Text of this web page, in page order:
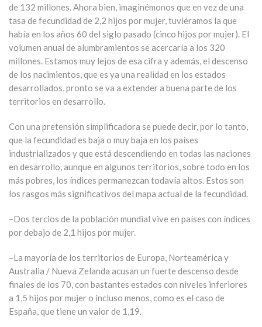
de 132 millones. Ahora bien, imaginémonos que en vez de una
tasa de fecundidad de 2,2 hijos por mujer, tuviéramos la que
había en los años 60 del siglo pasado (cinco hijos por mujer). El
volumen anual de alumbramientos se acercaría a los 320
millones. Estamos muy lejos de esa cifra y además, el descenso
de los nacimientos, que es ya una realidad en los estados
desarrollados, pronto se va a extender a buena parte de los
territorios en desarrollo.
Con una pretensión simplificadora se puede decir, por lo tanto,
que la fecundidad es baja o muy baja en los países
industrializados y que está descendiendo en todas las naciones
en desarrollo, aunque en algunos territorios, sobre todo en los
más pobres, los índices permanezcan todavía altos. Estos son
los rasgos más significativos del mapa actual de la fecundidad.
–Dos tercios de la población mundial vive en países con índices
por debajo de 2,1 hijos por mujer.
–La mayoría de los territorios de Europa, Norteamérica y
Australia / Nueva Zelanda acusan un fuerte descenso desde
finales de los 70, con bastantes estados con niveles inferiores
a 1,5 hijos por mujer o incluso menos, como es el caso de
España, que tiene un valor de 1,19.